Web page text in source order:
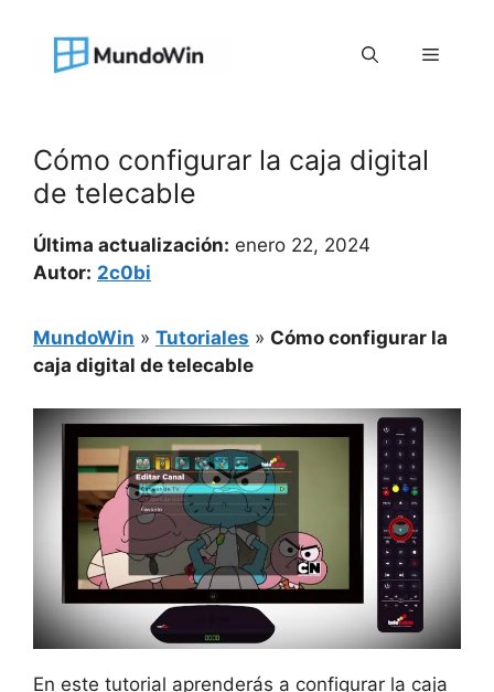
contenido
Menú
Cómo configurar la caja digital
de telecable
Última actualización: enero 22, 2024
Autor: 2c0bi
MundoWin » Tutoriales » Cómo configurar la
caja digital de telecable
En este tutorial aprenderás a configurar la caja